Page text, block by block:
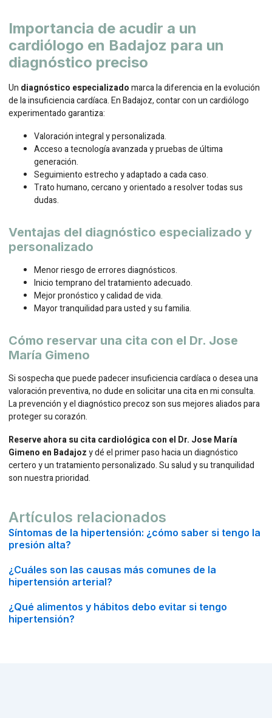
Importancia de acudir a un
cardiólogo en Badajoz para un
diagnóstico preciso
Un diagnóstico especializadomarca la diferencia en la evolución
de la insuficiencia cardíaca. En Badajoz, contar con un cardiólogo
experimentado garantiza:
Valoración integral y personalizada.
Acceso a tecnología avanzada y pruebas de última
generación.
Seguimiento estrecho y adaptado a cada caso.
Trato humano, cercano y orientado a resolver todas sus
dudas.
Ventajas del diagnóstico especializado y
personalizado
Menor riesgo de errores diagnósticos.
Inicio temprano del tratamiento adecuado.
Mejor pronóstico y calidad de vida.
Mayor tranquilidad para usted y su familia.
Cómo reservar una cita con el Dr. Jose
María Gimeno
Si sospecha que puede padecer insuficiencia cardíaca o desea una
valoración preventiva, no dude en solicitar una cita en mi consulta.
La prevención y el diagnóstico precoz son sus mejores aliados para
proteger su corazón.
Reserve ahora su cita cardiológica con el Dr. Jose María
Gimeno en Badajozy dé el primer paso hacia un diagnóstico
certero y un tratamiento personalizado. Su salud y su tranquilidad
son nuestra prioridad.
Artículos relacionados
Síntomas de la hipertensión: ¿cómo saber si tengo la
presión alta?
¿Cuáles son las causas más comunes de la
hipertensión arterial?
¿Qué alimentos y hábitos debo evitar si tengo
hipertensión?